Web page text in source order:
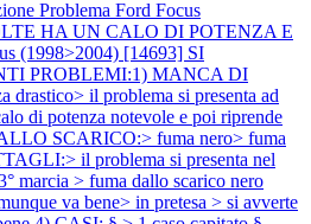
Problema Ford Focus
HA UN CALO DI POTENZA E
(1998>2004) [14693] SI
PROBLEMI:1) MANCA DI
il problema si presenta ad
di potenza notevole e poi riprende
SCARICO:> fuma nero> fuma
il problema si presenta nel
marcia > fuma dallo scarico nero
va bene> in pretesa > si avverte